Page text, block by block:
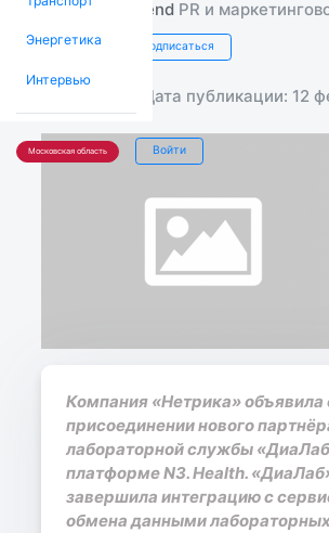
Энергетика
Интервью
Московская область Войти
iTrend PR и
Подписаться
Дата публикации: 12
Компания «Нетрика» объявила
присоединении нового
лабораторной службы
платформе N3. Health.
завершила интеграцию с
обмена данными